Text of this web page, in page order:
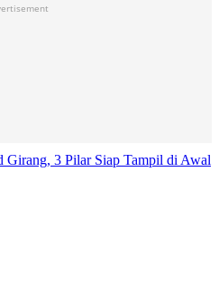
Girang, 3 Pilar Siap Tampil di Awal